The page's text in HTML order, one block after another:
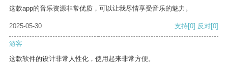
这款app的音乐资源非常优质，可以让我尽情享受音乐的魅力。
2025-05-30 支持[0] 反对[0]
游客
这款软件的设计非常人性化，使用起来非常方便。